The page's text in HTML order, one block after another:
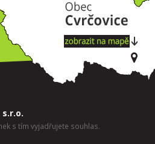
s tím vyjadřujete souhlas.